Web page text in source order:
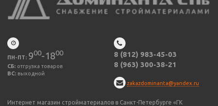
ПН-ПТ: 900-1800
СБ: отгрузка товаров
ВС: выходной
8 (812) 983-45-03
8 (963) 300-38-21
zakazdominanta@yandex.ru
Интернет магазин стройматериалов в Санкт-Петербурге «ГК